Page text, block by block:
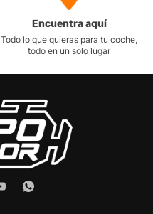
Encuentra aquí
Todo lo que quieras para tu coche,
todo en un solo lugar